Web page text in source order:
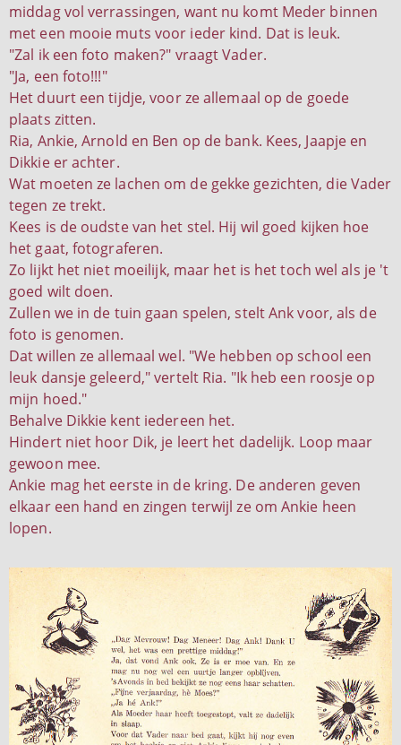
middag vol verrassingen, want nu komt Meder binnen
met een mooie muts voor ieder kind. Dat is leuk.
"Zal ik een foto maken?" vraagt Vader.
"Ja, een foto!!!"
Het duurt een tijdje, voor ze allemaal op de goede
plaats zitten.
Ria, Ankie, Arnold en Ben op de bank. Kees, Jaapje en
Dikkie er achter.
Wat moeten ze lachen om de gekke gezichten, die Vader
tegen ze trekt.
Kees is de oudste van het stel. Hij wil goed kijken hoe
het gaat, fotograferen.
Zo lijkt het niet moeilijk, maar het is het toch wel als je 't
goed wilt doen.
Zullen we in de tuin gaan spelen, stelt Ank voor, als de
foto is genomen.
Dat willen ze allemaal wel. "We hebben op school een
leuk dansje geleerd," vertelt Ria. "Ik heb een roosje op
mijn hoed."
Behalve Dikkie kent iedereen het.
Hindert niet hoor Dik, je leert het dadelijk. Loop maar
gewoon mee.
Ankie mag het eerste in de kring. De anderen geven
elkaar een hand en zingen terwijl ze om Ankie heen
lopen.